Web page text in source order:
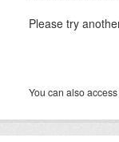
Please try
You can also